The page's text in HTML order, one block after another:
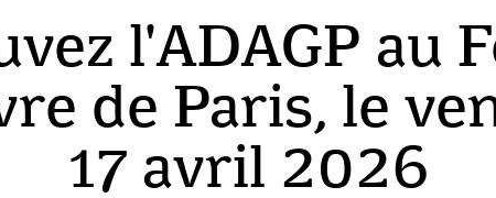
l'ADAGP au
de Paris, le
17 avril 2026